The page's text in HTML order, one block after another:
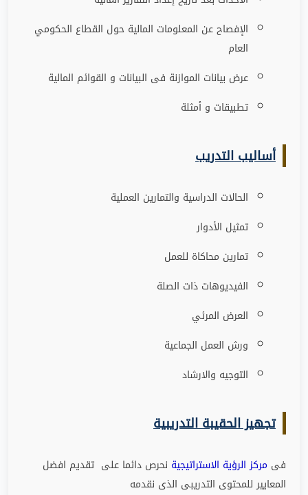
الإفصاح عن المعلومات المالية حول القطاع الحكومي
العام
عرض بيانات الموازنة فى البيانات و القوائم المالية
تطبيقات و أمثلة
أساليب التدريب
الحالات الدراسية والتمارين العملية
تمثيل الأدوار
تمارين محاكاة للعمل
الفيديوهات ذات الصلة
العرض المرئي
ورش العمل الجماعية
التوجيه والارشاد
تجهيز الحقيبة التدريبية
فى مركز الرؤية الاستراتيجية نحرص دائما على تقديم افضل
المعايير للمحتوى التدريبى الذى نقدمه